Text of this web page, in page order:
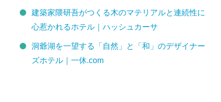
建築家隈研吾がつくる木のマテリアルと連続性に
心惹かれるホテル｜ハッシュカーサ
洞爺湖を一望する「自然」と「和」のデザイナー
ズホテル｜一休.com